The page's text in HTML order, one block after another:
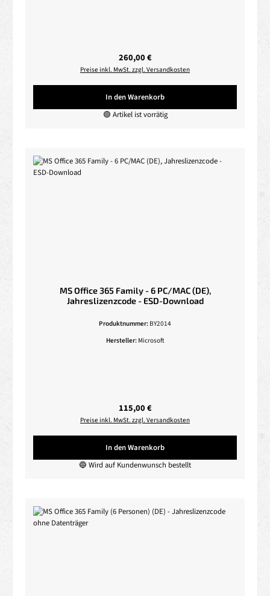
Regulärer Preis:
260,00 €
Preise inkl. MwSt. zzgl. Versandkosten
In den Warenkorb
🟢 Artikel ist vorrätig
MS Office 365 Family - 6 PC/MAC (DE),
Jahreslizenzcode - ESD-Download
Produktnummer: BY2014
Hersteller: Microsoft
Regulärer Preis:
115,00 €
Preise inkl. MwSt. zzgl. Versandkosten
In den Warenkorb
🔵 Wird auf Kundenwunsch bestellt